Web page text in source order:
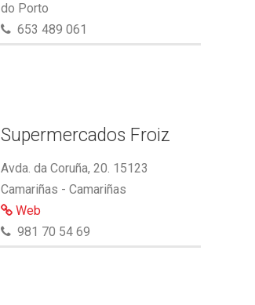
do Porto
653 489 061
Supermercados Froiz
Avda. da Coruña, 20. 15123
Camariñas - Camariñas
Web
981 70 54 69